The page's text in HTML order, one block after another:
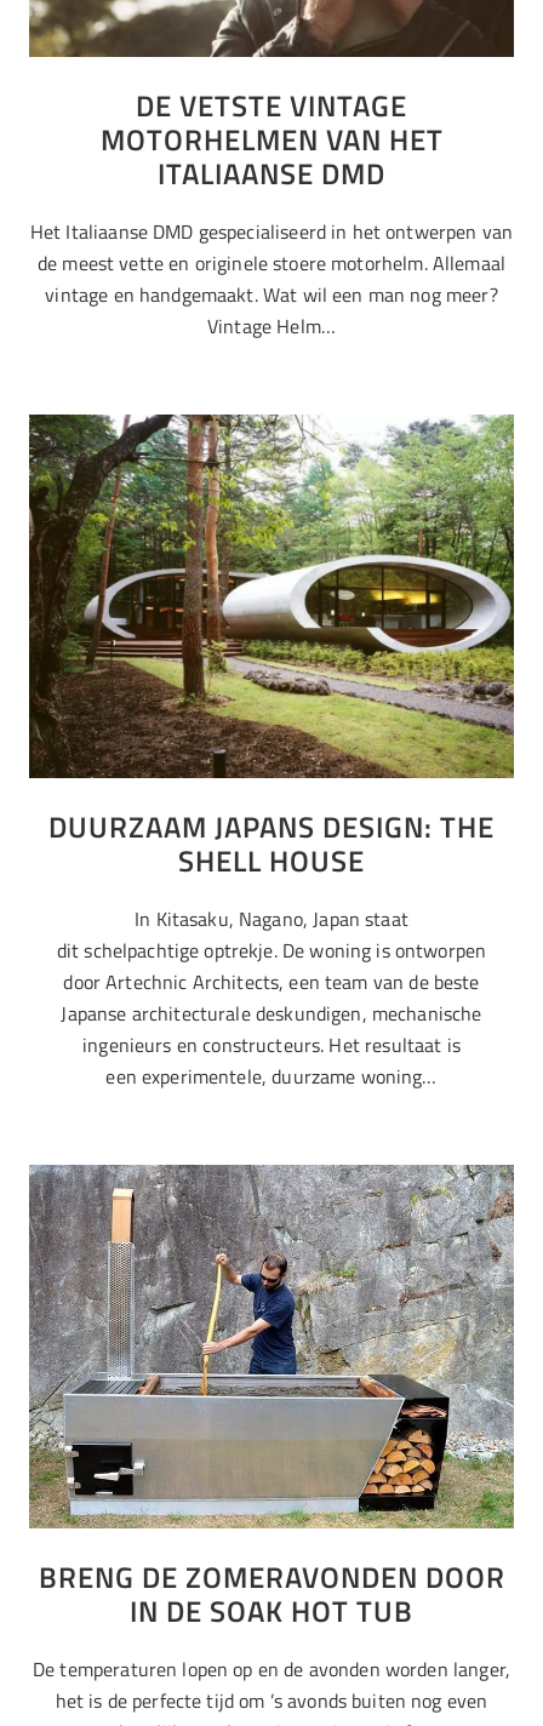
DE VETSTE VINTAGE
MOTORHELMEN VAN HET
ITALIAANSE DMD
Het Italiaanse DMD gespecialiseerd in het ontwerpen van
de meest vette en originele stoere motorhelm. Allemaal
vintage en handgemaakt. Wat wil een man nog meer?
Vintage Helm…
DUURZAAM JAPANS DESIGN: THE
SHELL HOUSE
In Kitasaku, Nagano, Japan staat
dit schelpachtige optrekje. De woning is ontworpen
door Artechnic Architects, een team van de beste
Japanse architecturale deskundigen, mechanische
ingenieurs en constructeurs. Het resultaat is
een experimentele, duurzame woning…
BRENG DE ZOMERAVONDEN DOOR
IN DE SOAK HOT TUB
De temperaturen lopen op en de avonden worden langer,
het is de perfecte tijd om ’s avonds buiten nog even